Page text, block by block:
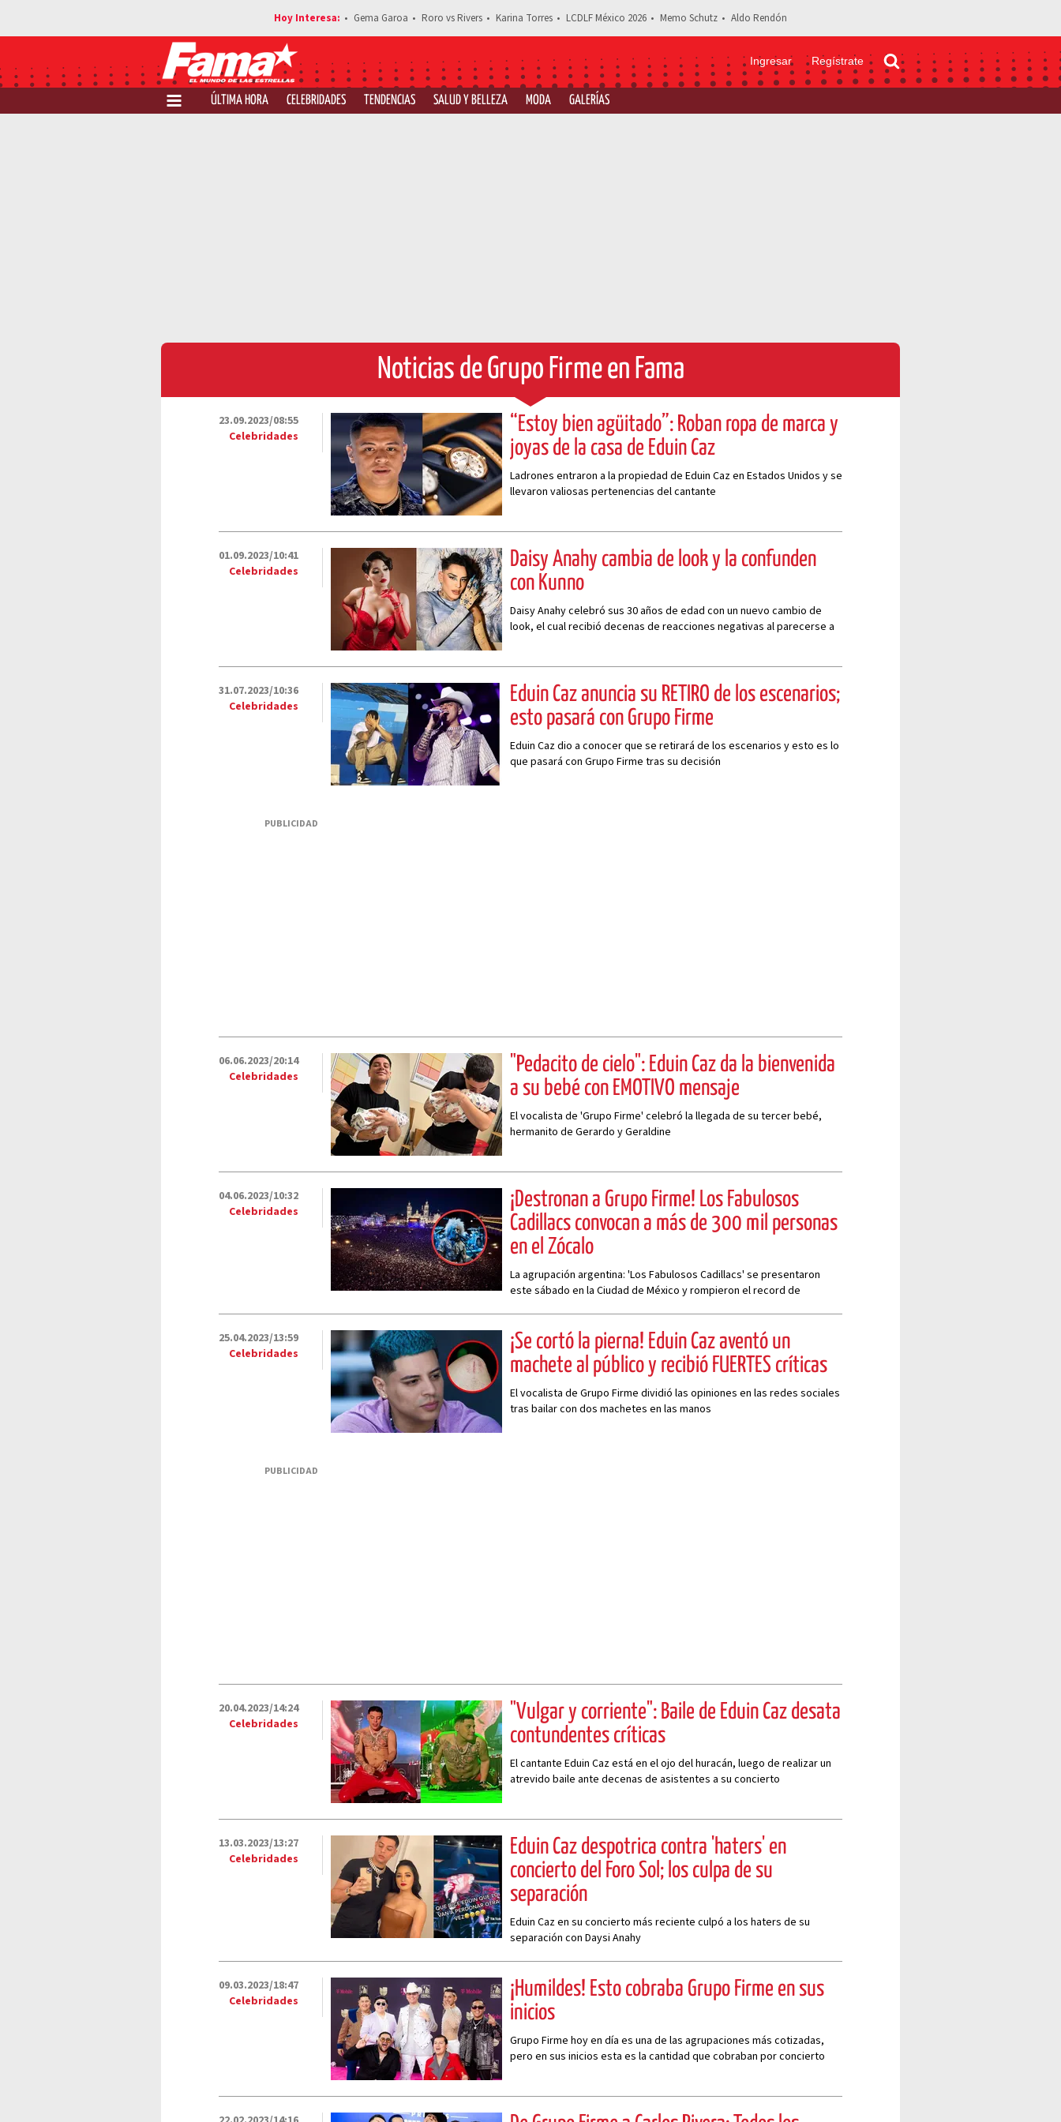
Gema Garoa Roro vs Rivers Karina Torres LCDLF México 2026 Memo Schutz Aldo Rendón
Ingresar Regístrate
ÚLTIMA HORA CELEBRIDADES TENDENCIAS SALUD Y BELLEZA MODA GALERÍAS
Noticias de Grupo Firme en Fama
23.09.2023/08:55
Celebridades
“Estoy bien agüitado”: Roban ropa de marca y
joyas de la casa de Eduin Caz
Ladrones entraron a la propiedad de Eduin Caz en Estados Unidos y se
llevaron valiosas pertenencias del cantante
01.09.2023/10:41
Celebridades
Daisy Anahy cambia de look y la confunden
con Kunno
Daisy Anahy celebró sus 30 años de edad con un nuevo cambio de
look, el cual recibió decenas de reacciones negativas al parecerse a
31.07.2023/10:36
Celebridades
Eduin Caz anuncia su RETIRO de los escenarios;
esto pasará con Grupo Firme
Eduin Caz dio a conocer que se retirará de los escenarios y esto es lo
que pasará con Grupo Firme tras su decisión
PUBLICIDAD
06.06.2023/20:14
Celebridades
"Pedacito de cielo": Eduin Caz da la bienvenida
a su bebé con EMOTIVO mensaje
El vocalista de 'Grupo Firme' celebró la llegada de su tercer bebé,
hermanito de Gerardo y Geraldine
04.06.2023/10:32
Celebridades
¡Destronan a Grupo Firme! Los Fabulosos
Cadillacs convocan a más de 300 mil personas
en el Zócalo
La agrupación argentina: 'Los Fabulosos Cadillacs' se presentaron
este sábado en la Ciudad de México y rompieron el record de
25.04.2023/13:59
Celebridades
¡Se cortó la pierna! Eduin Caz aventó un
machete al público y recibió FUERTES críticas
El vocalista de Grupo Firme dividió las opiniones en las redes sociales
tras bailar con dos machetes en las manos
PUBLICIDAD
20.04.2023/14:24
Celebridades
"Vulgar y corriente": Baile de Eduin Caz desata
contundentes críticas
El cantante Eduin Caz está en el ojo del huracán, luego de realizar un
atrevido baile ante decenas de asistentes a su concierto
13.03.2023/13:27
Celebridades
Eduin Caz despotrica contra 'haters' en
concierto del Foro Sol; los culpa de su
separación
Eduin Caz en su concierto más reciente culpó a los haters de su
separación con Daysi Anahy
09.03.2023/18:47
Celebridades
¡Humildes! Esto cobraba Grupo Firme en sus
inicios
Grupo Firme hoy en día es una de las agrupaciones más cotizadas,
pero en sus inicios esta es la cantidad que cobraban por concierto